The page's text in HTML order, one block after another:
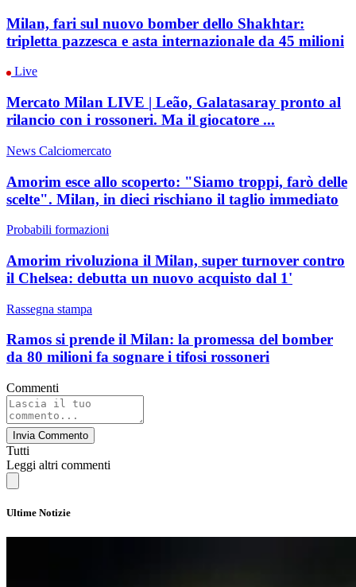
Milan, fari sul nuovo bomber dello Shakhtar:
tripletta pazzesca e asta internazionale da 45 milioni
Live
Mercato Milan LIVE | Leão, Galatasaray pronto al
rilancio con i rossoneri. Ma il giocatore ...
News Calciomercato
Amorim esce allo scoperto: "Siamo troppi, farò delle
scelte". Milan, in dieci rischiano il taglio immediato
Probabili formazioni
Amorim rivoluziona il Milan, super turnover contro
il Chelsea: debutta un nuovo acquisto dal 1'
Rassegna stampa
Ramos si prende il Milan: la promessa del bomber
da 80 milioni fa sognare i tifosi rossoneri
Commenti
Invia Commento
Tutti
Leggi altri commenti
Ultime Notizie